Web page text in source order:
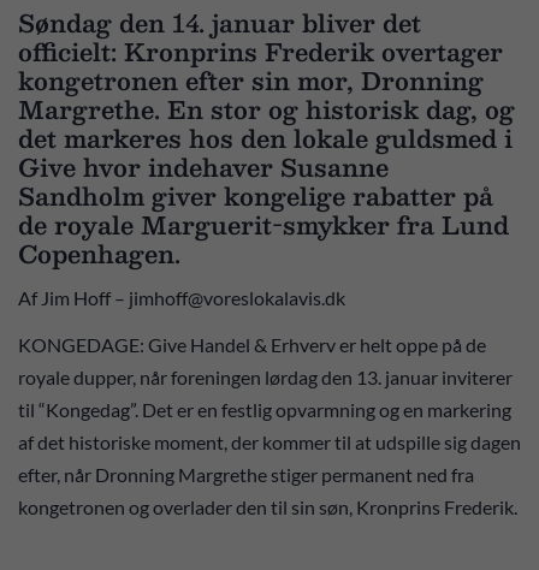
Søndag den 14. januar bliver det
officielt: Kronprins Frederik overtager
kongetronen efter sin mor, Dronning
Margrethe. En stor og historisk dag, og
det markeres hos den lokale guldsmed i
Give hvor indehaver Susanne
Sandholm giver kongelige rabatter på
de royale Marguerit-smykker fra Lund
Copenhagen.
Af Jim Hoff – jimhoff@voreslokalavis.dk
KONGEDAGE: Give Handel & Erhverv er helt oppe på de
royale dupper, når foreningen lørdag den 13. januar inviterer
til “Kongedag”. Det er en festlig opvarmning og en markering
af det historiske moment, der kommer til at udspille sig dagen
efter, når Dronning Margrethe stiger permanent ned fra
kongetronen og overlader den til sin søn, Kronprins Frederik.